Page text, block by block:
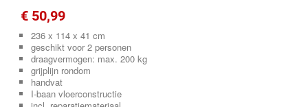
€ 50,99
236 x 114 x 41 cm
geschikt voor 2 personen
draagvermogen: max. 200 kg
grijplijn rondom
handvat
I-baan vloerconstructie